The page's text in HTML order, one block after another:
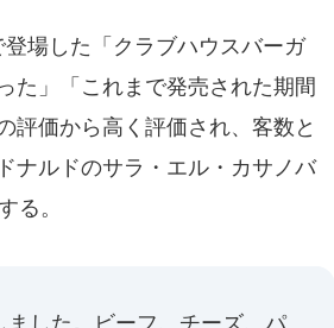
場した「クラブハウスバーガ
た」「これまで発売された期間
評価から高く評価され、客数と
ナルドのサラ・エル・カサノバ
る。
ました。ビーフ、チーズ、パ